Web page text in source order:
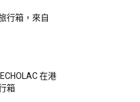
行箱，來自
在港
箱